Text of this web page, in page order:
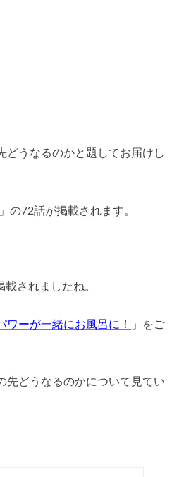
どうなるのかと題してお届けし
の72話が掲載されます。
されましたね。
ーが一緒にお風呂に！
」をご
先どうなるのかについて見てい